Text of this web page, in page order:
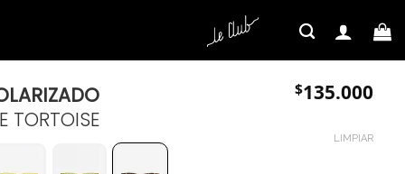
TORTOISE
$135.000
LIMPIAR